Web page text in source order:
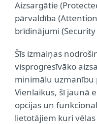
Aizsargātie
pārvaldība
brīdinājumi
Šīs izmaiņas
visprogresīvāko
minimālu uzmanību
Vienlaikus, šī jaunā
opcijas un
lietotājiem kuri